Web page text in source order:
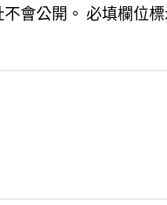
會公開。 必填欄位